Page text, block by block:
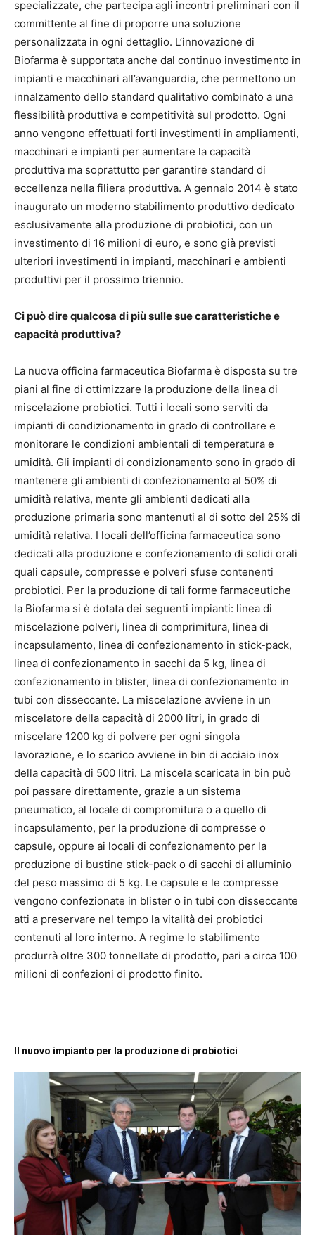
specializzate, che partecipa agli incontri preliminari con il
committente al fine di proporre una soluzione
personalizzata in ogni dettaglio. L’innovazione di
Biofarma è supportata anche dal continuo investimento in
impianti e macchinari all’avanguardia, che permettono un
innalzamento dello standard qualitativo combinato a una
flessibilità produttiva e competitività sul prodotto. Ogni
anno vengono effettuati forti investimenti in ampliamenti,
macchinari e impianti per aumentare la capacità
produttiva ma soprattutto per garantire standard di
eccellenza nella filiera produttiva. A gennaio 2014 è stato
inaugurato un moderno stabilimento produttivo dedicato
esclusivamente alla produzione di probiotici, con un
investimento di 16 milioni di euro, e sono già previsti
ulteriori investimenti in impianti, macchinari e ambienti
produttivi per il prossimo triennio.
Ci può dire qualcosa di più sulle sue caratteristiche e
capacità produttiva?
La nuova officina farmaceutica Biofarma è disposta su tre
piani al fine di ottimizzare la produzione della linea di
miscelazione probiotici. Tutti i locali sono serviti da
impianti di condizionamento in grado di controllare e
monitorare le condizioni ambientali di temperatura e
umidità. Gli impianti di condizionamento sono in grado di
mantenere gli ambienti di confezionamento al 50% di
umidità relativa, mente gli ambienti dedicati alla
produzione primaria sono mantenuti al di sotto del 25% di
umidità relativa. I locali dell’officina farmaceutica sono
dedicati alla produzione e confezionamento di solidi orali
quali capsule, compresse e polveri sfuse contenenti
probiotici. Per la produzione di tali forme farmaceutiche
la Biofarma si è dotata dei seguenti impianti: linea di
miscelazione polveri, linea di comprimitura, linea di
incapsulamento, linea di confezionamento in stick-pack,
linea di confezionamento in sacchi da 5 kg, linea di
confezionamento in blister, linea di confezionamento in
tubi con disseccante. La miscelazione avviene in un
miscelatore della capacità di 2000 litri, in grado di
miscelare 1200 kg di polvere per ogni singola
lavorazione, e lo scarico avviene in bin di acciaio inox
della capacità di 500 litri. La miscela scaricata in bin può
poi passare direttamente, grazie a un sistema
pneumatico, al locale di compromitura o a quello di
incapsulamento, per la produzione di compresse o
capsule, oppure ai locali di confezionamento per la
produzione di bustine stick-pack o di sacchi di alluminio
del peso massimo di 5 kg. Le capsule e le compresse
vengono confezionate in blister o in tubi con disseccante
atti a preservare nel tempo la vitalità dei probiotici
contenuti al loro interno. A regime lo stabilimento
produrrà oltre 300 tonnellate di prodotto, pari a circa 100
milioni di confezioni di prodotto finito.
Il nuovo impianto per la produzione di probiotici